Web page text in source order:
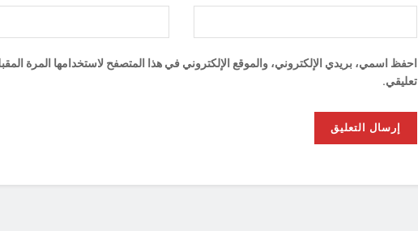
احفظ اسمي، بريدي الإلكتروني، والموقع الإلكتروني في هذا المتصفح لاستخدامها المرة
تعليقي.